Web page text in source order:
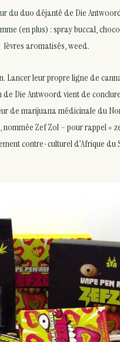
du duo déjanté de Die
(en plus) : spray buccal,
lèvres aromatisés, weed.
Lancer leur propre ligne de
Die Antwoord vient de
de marijuana médicinale du
Zef Zol – pour rappel «
contre-culturel d’Afrique du